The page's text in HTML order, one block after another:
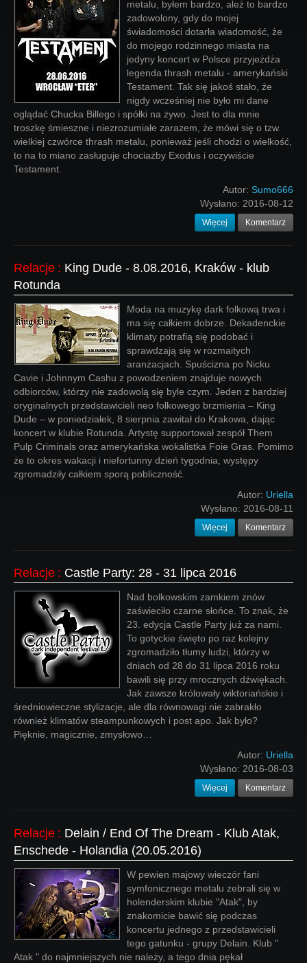
metalu, byłem bardzo, ależ to bardzo
zadowolony, gdy do mojej
świadomości dotarła wiadomość, że
do mojego rodzinnego miasta na
jedyny koncert w Polsce przyjeżdża
legenda thrash metalu - amerykański
Testament. Tak się jakoś stało, że
nigdy wcześniej nie było mi dane
oglądać Chucka Billego i spółki na żywo. Jest to dla mnie
troszkę śmieszne i niezrozumiałe zarazem, że mówi się o tzw.
wielkiej czwórce thrash metalu, ponieważ jeśli chodzi o wielkość,
to na to miano zasługuje chociażby Exodus i oczywiście
Testament.
Autor: Sumo666
Wysłano: 2016-08-12
Więcej Komentarz
Relacje : King Dude - 8.08.2016, Kraków - klub
Rotunda
Moda na muzykę dark folkową trwa i
ma się całkiem dobrze. Dekadenckie
klimaty potrafią się podobać i
sprawdzają się w rozmaitych
aranżacjach. Spuścizna po Nicku
Cavie i Johnnym Cashu z powodzeniem znajduje nowych
odbiorców, którzy nie zadowolą się byle czym. Jeden z bardziej
oryginalnych przedstawicieli neo folkowego brzmienia – King
Dude – w poniedziałek, 8 sierpnia zawitał do Krakowa, dając
koncert w klubie Rotunda. Artystę supportował zespół Them
Pulp Criminals oraz amerykańska wokalistka Foie Gras. Pomimo
że to okres wakacji i niefortunny dzień tygodnia, występy
zgromadziły całkiem sporą pobliczność.
Autor: Uriella
Wysłano: 2016-08-11
Więcej Komentarz
Relacje : Castle Party: 28 - 31 lipca 2016
Nad bolkowskim zamkiem znów
zaświeciło czarne słońce. To znak, że
23. edycja Castle Party już za nami.
To gotyckie święto po raz kolejny
zgromadziło tłumy ludzi, którzy w
dniach od 28 do 31 lipca 2016 roku
bawili się przy mrocznych dźwiękach.
Jak zawsze królowały wiktoriańskie i
średniowieczne stylizacje, ale dla równowagi nie zabrakło
również klimatów steampunkowych i post apo. Jak było?
Pięknie, magicznie, zmysłowo…
Autor: Uriella
Wysłano: 2016-08-03
Więcej Komentarz
Relacje : Delain / End Of The Dream - Klub Atak,
Enschede - Holandia (20.05.2016)
W pewien majowy wieczór fani
symfonicznego metalu zebrali się w
holenderskim klubie "Atak", by
znakomicie bawić się podczas
koncertu jednego z przedstawicieli
tego gatunku - grupy Delain. Klub "
Atak " do najmniejszych nie należy, a tego dnia pękał